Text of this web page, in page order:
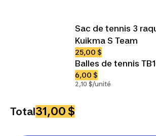
Sac de tennis 3
Kuikma S Team
25,00 $
Balles de tennis
6,00 $
2,10 $/unité
Total31,00 $